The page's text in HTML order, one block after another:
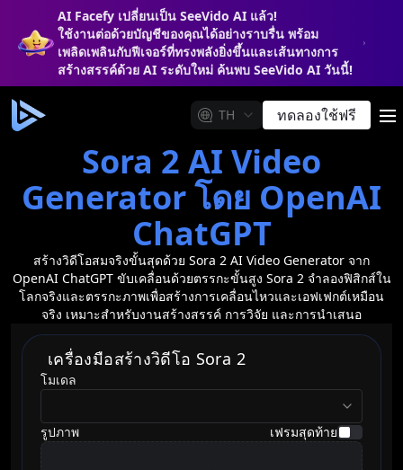
AI Facefy เปลี่ยนเป็น SeeVido AI แล้ว!
ใช้งานต่อด้วยบัญชีของคุณได้อย่างราบรื่น พร้อม
เพลิดเพลินกับฟีเจอร์ที่ทรงพลังยิ่งขึ้นและเส้นทางการ
สร้างสรรค์ด้วย AI ระดับใหม่ ค้นพบ SeeVido AI วันนี้!
TH ทดลองใช้ฟรี
Sora 2 AI Video
Generator โดย OpenAI
ChatGPT
สร้างวิดีโอสมจริงขั้นสุดด้วย Sora 2 AI Video Generator จาก
OpenAI ChatGPT ขับเคลื่อนด้วยตรรกะขั้นสูง Sora 2 จำลองฟิสิกส์ใน
โลกจริงและตรรกะภาพเพื่อสร้างการเคลื่อนไหวและเอฟเฟกต์เหมือน
จริง เหมาะสำหรับงานสร้างสรรค์ การวิจัย และการนำเสนอ
เครื่องมือสร้างวิดีโอ Sora 2
โมเดล
model
รูปภาพ เฟรมสุดท้าย